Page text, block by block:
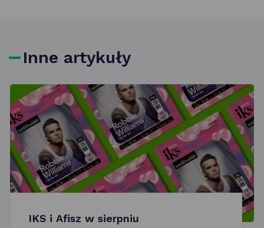
Inne artykuły
IKS i Afisz w sierpniu